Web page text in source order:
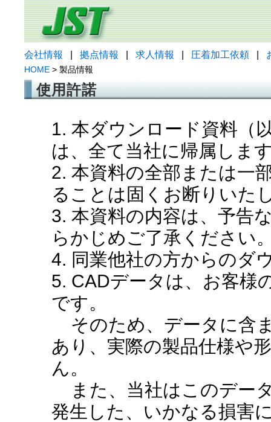
会社情報 拠点情報 求人情報 圧着加工依頼
HOME > 製品情報
使用許諾
1. 本ダウンロード資料（
は、全て当社に帰属しま
2. 本資料の全部または一
ることは固くお断りいた
3. 本資料の内容は、予告
らかじめご了承ください
4. 同業他社の方からのダ
5. CADデータは、お客様
です。
そのため、データに含
あり、実際の製品仕様や
ん。
また、当社はこのデー
発生した、いかなる損害